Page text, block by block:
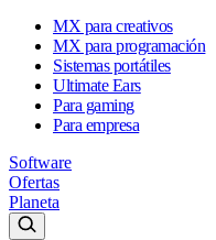
MX para creativos
MX para programación
Sistemas portátiles
Ultimate Ears
Para gaming
Para empresa
Software
Ofertas
Planeta